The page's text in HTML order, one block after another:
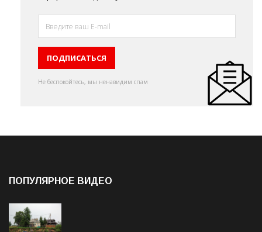
Не беспокойтесь, мы ненавидим спам
ПОПУЛЯРНОЕ ВИДЕО